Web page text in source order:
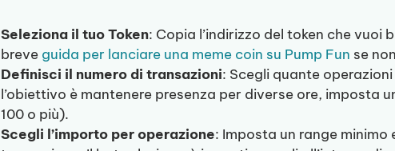
Seleziona il tuo Token: Copia l’indirizzo del token che vuoi
breve guida per lanciare una meme coin su Pump Fun se
Definisci il numero di transazioni: Scegli quante
l’obiettivo è mantenere presenza per diverse ore, imposta
100 o più).
Scegli l’importo per operazione: Imposta un range minimo